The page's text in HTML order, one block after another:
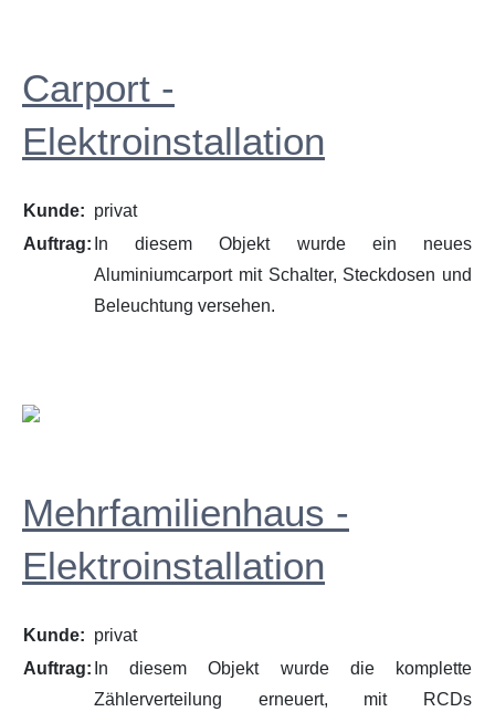
Carport -
Elektroinstallation
Kunde: privat
Auftrag: In diesem Objekt wurde ein neues
Aluminiumcarport mit Schalter, Steckdosen und
Beleuchtung versehen.
Mehrfamilienhaus -
Elektroinstallation
Kunde: privat
Auftrag: In diesem Objekt wurde die komplette
Zählerverteilung erneuert, mit RCDs